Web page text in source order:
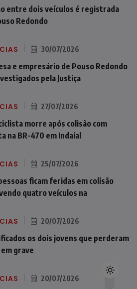
entre dois veículos é registrada
Redondo
30/07/2026
e empresário de Pouso Redondo
pela Justiça
27/07/2026
morre após colisão com
na BR-470 em Indaial
25/07/2026
ficam feridas em colisão
quatro veículos na
20/07/2026
os dois jovens que perderam
em grave
20/07/2026